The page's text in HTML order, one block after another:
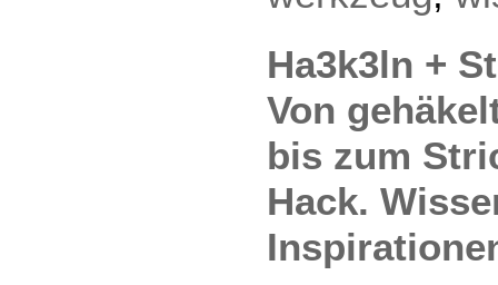
Ha3k3ln +
Von
bis zum
Hack.